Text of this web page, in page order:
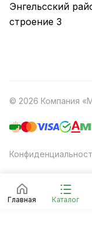
Главная Каталог
Энгельсский
строение 3
© 2026 Компания